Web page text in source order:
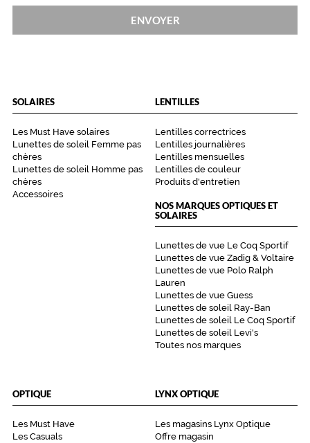
ENVOYER
SOLAIRES
Les Must Have solaires
Lunettes de soleil Femme pas
chères
Lunettes de soleil Homme pas
chères
Accessoires
LENTILLES
Lentilles correctrices
Lentilles journalières
Lentilles mensuelles
Lentilles de couleur
Produits d'entretien
NOS MARQUES OPTIQUES ET
SOLAIRES
Lunettes de vue Le Coq Sportif
Lunettes de vue Zadig & Voltaire
Lunettes de vue Polo Ralph
Lauren
Lunettes de vue Guess
Lunettes de soleil Ray-Ban
Lunettes de soleil Le Coq Sportif
Lunettes de soleil Levi's
Toutes nos marques
OPTIQUE
Les Must Have
Les Casuals
LYNX OPTIQUE
Les magasins Lynx Optique
Offre magasin